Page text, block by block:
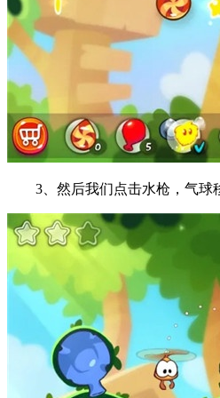
3、然后我们点击水枪，气球